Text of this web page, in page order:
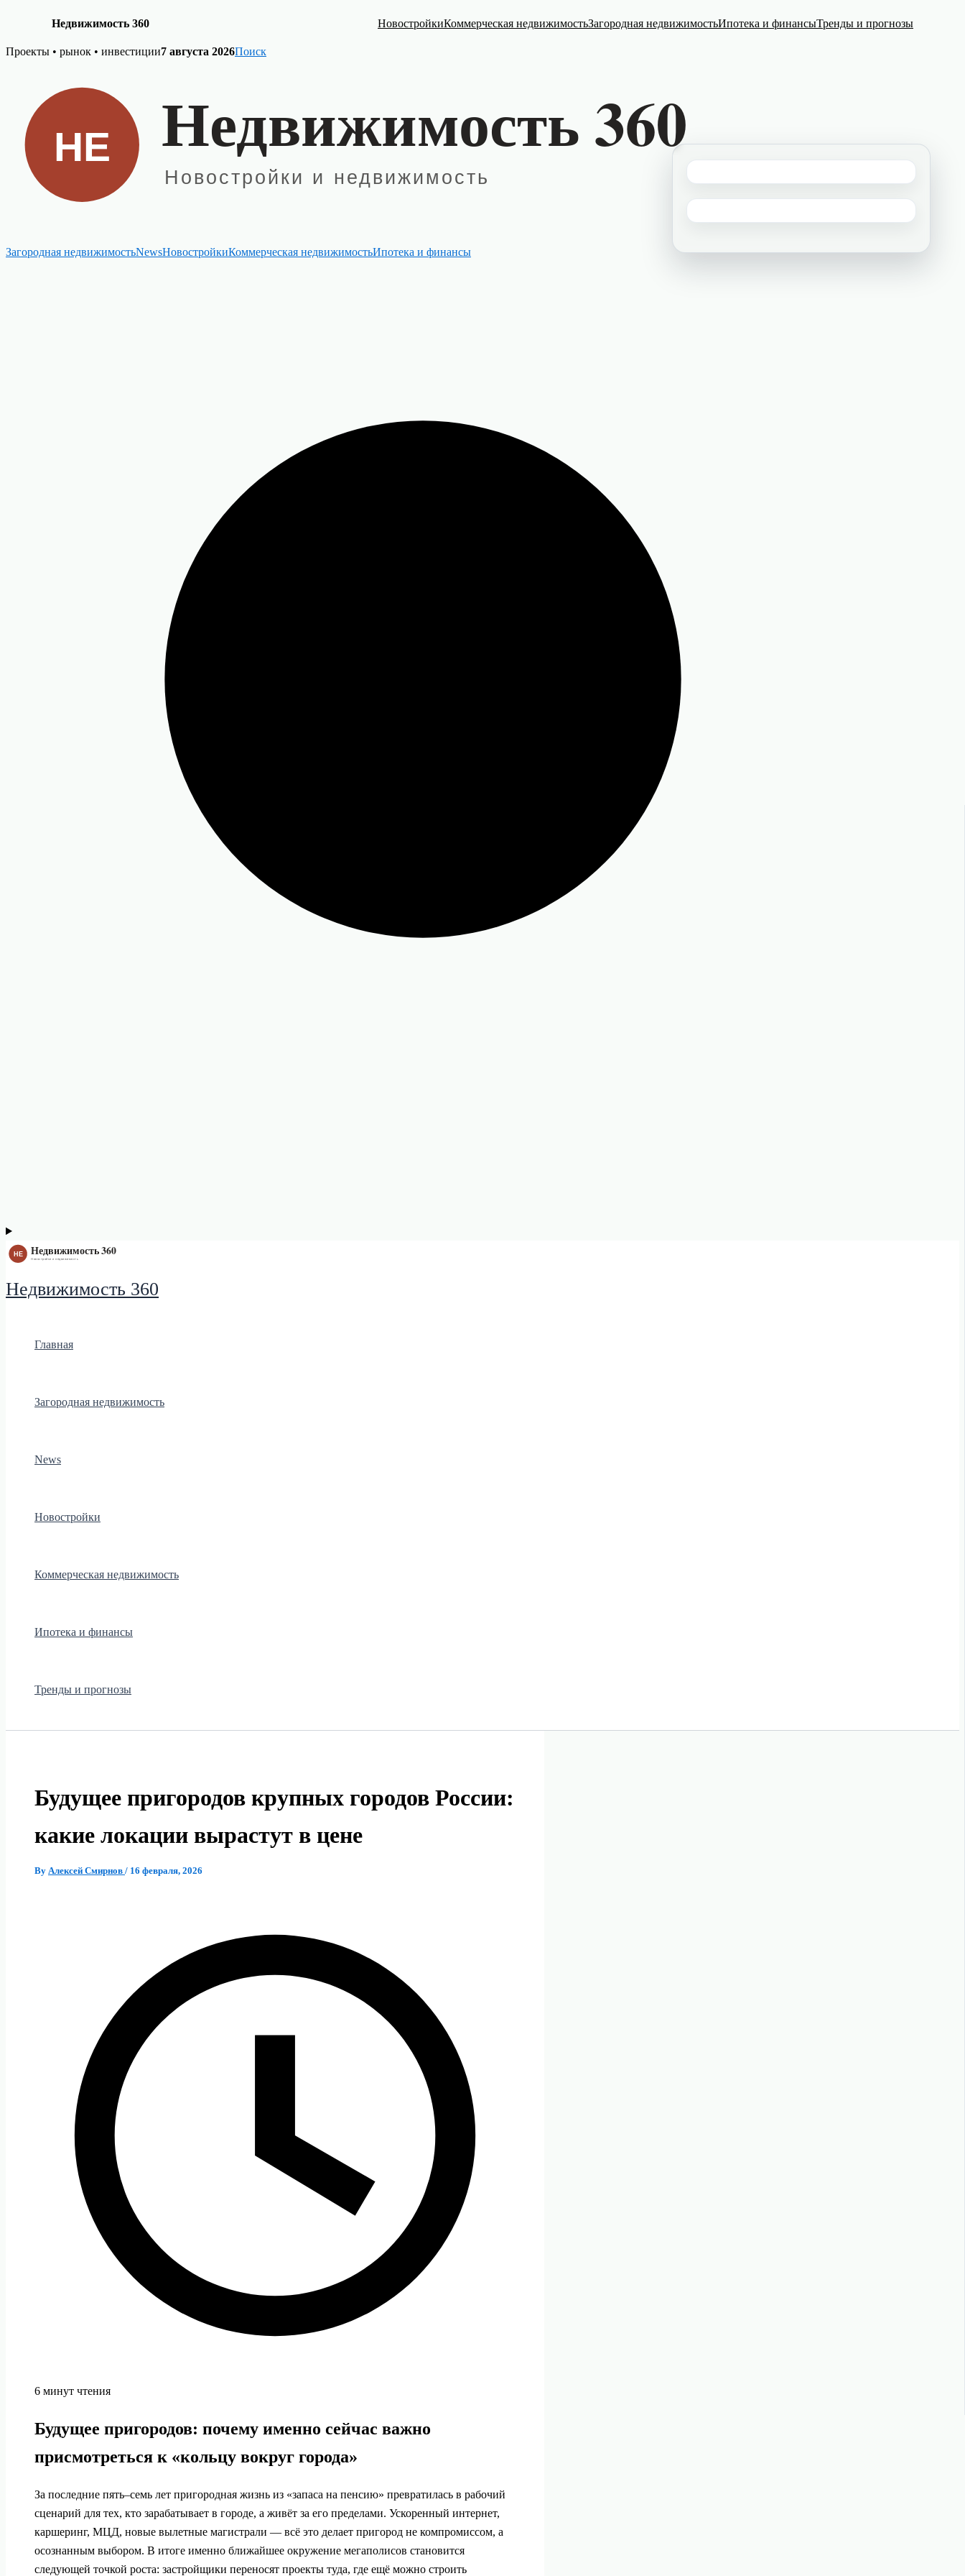
Недвижимость 360 НовостройкиКоммерческая недвижимостьЗагородная недвижимостьИпотека и финансыТренды и прогнозы
Skip
Проекты • рынок • инвестиции7 августа 2026Поиск
Загородная недвижимостьNewsНовостройкиКоммерческая недвижимостьИпотека и финансы
Недвижимость 360
Главная
Загородная недвижимость
News
Новостройки
Коммерческая недвижимость
Ипотека и финансы
Тренды и прогнозы
Будущее пригородов крупных городов России:
какие локации вырастут в цене
By Алексей Смирнов / 16 февраля, 2026
6 минут чтения
Будущее пригородов: почему именно сейчас важно
присмотреться к «кольцу вокруг города»
За последние пять–семь лет пригородная жизнь из «запаса на пенсию» превратилась в рабочий
сценарий для тех, кто зарабатывает в городе, а живёт за его пределами. Ускоренный интернет,
каршеринг, МЦД, новые вылетные магистрали — всё это делает пригород не компромиссом, а
осознанным выбором. В итоге именно ближайшее окружение мегаполисов становится
следующей точкой роста: застройщики переносят проекты туда, где ещё можно строить